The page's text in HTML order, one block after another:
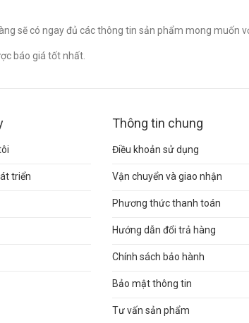
sẽ có ngay đủ các thông tin sản phẩm mong muốn
báo giá tốt nhất.
triển
Thông tin chung
Điều khoản sử dụng
Vận chuyển và giao nhận
Phương thức thanh toán
Hướng dẫn đổi trả hàng
Chính sách bảo hành
Bảo mật thông tin
Tư vấn sản phẩm